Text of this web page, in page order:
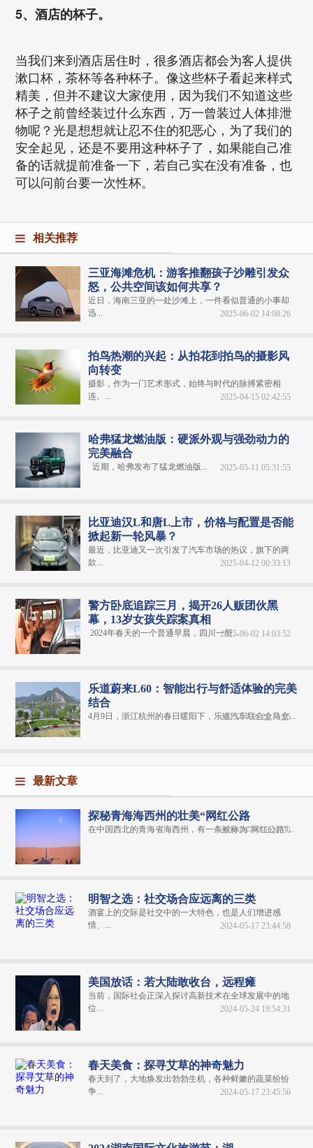
5、酒店的杯子。
当我们来到酒店居住时，很多酒店都会为客人提供
漱口杯，茶杯等各种杯子。像这些杯子看起来样式
精美，但并不建议大家使用，因为我们不知道这些
杯子之前曾经装过什么东西，万一曾装过人体排泄
物呢？光是想想就让忍不住的犯恶心，为了我们的
安全起见，还是不要用这种杯子了，如果能自己准
备的话就提前准备一下，若自己实在没有准备，也
可以问前台要一次性杯。
相关推荐
三亚海滩危机：游客推翻孩子沙雕引发众
怒，公共空间该如何共享？
近日，海南三亚的一处沙滩上，一件看似普通的小事却
迅...
2025-06-02 14:08:26
拍鸟热潮的兴起：从拍花到拍鸟的摄影风
向转变
摄影，作为一门艺术形式，始终与时代的脉搏紧密相
连。...
2025-04-15 02:42:55
哈弗猛龙燃油版：硬派外观与强劲动力的
完美融合
近期，哈弗发布了猛龙燃油版... 2025-05-11 05:31:55
比亚迪汉L和唐L上市，价格与配置是否能
掀起新一轮风暴？
最近，比亚迪又一次引发了汽车市场的热议，旗下的两
款...
2025-04-12 00:33:13
警方卧底追踪三月，揭开26人贩团伙黑
幕，13岁女孩失踪案真相
2024年春天的一个普通早晨，四川一所...2025-06-02 14:03:52
乐道蔚来L60：智能出行与舒适体验的完美
结合
4月9日，浙江杭州的春日暖阳下，乐道汽车联合盒马盒...
2025-04-16 21:19:15
最新文章
探秘青海海西州的壮美“网红公路
在中国西北的青海省海西州，有一条被称为“网红公路”...
2024-06-04 20:31:06
明智之选：社交场合应远离的三类
酒宴上的交际是社交中的一大特色，也是人们增进感
情、...
2024-05-17 23:44:58
美国放话：若大陆敢收台，远程瘫
当前，国际社会正深入探讨高新技术在全球发展中的地
位...
2024-05-24 19:54:31
春天美食：探寻艾草的神奇魅力
春天到了，大地焕发出勃勃生机，各种鲜嫩的蔬菜纷纷
争...
2024-05-17 23:45:56